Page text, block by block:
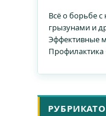
Всё о борьбе
грызунами и
Эффективные
Профилактика